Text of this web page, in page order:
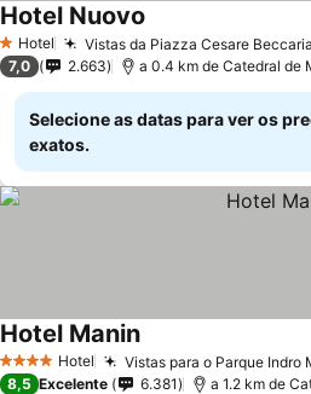
1 Estrelas
Hotel Vistas da Piazza Cesare Beccaria
Hotel Nuovo
7,0 2.663 a 0.4 km de Catedral de
Selecione as datas para ver os
exatos.
4 EstrelasHotel Vistas para o Parque Indro
Hotel Manin
8,5 Excelente 6.381 a 1.2 km de